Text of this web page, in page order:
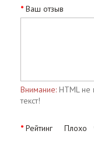
Ваш отзыв
Внимание: HTML не
текст!
Рейтинг Плохо